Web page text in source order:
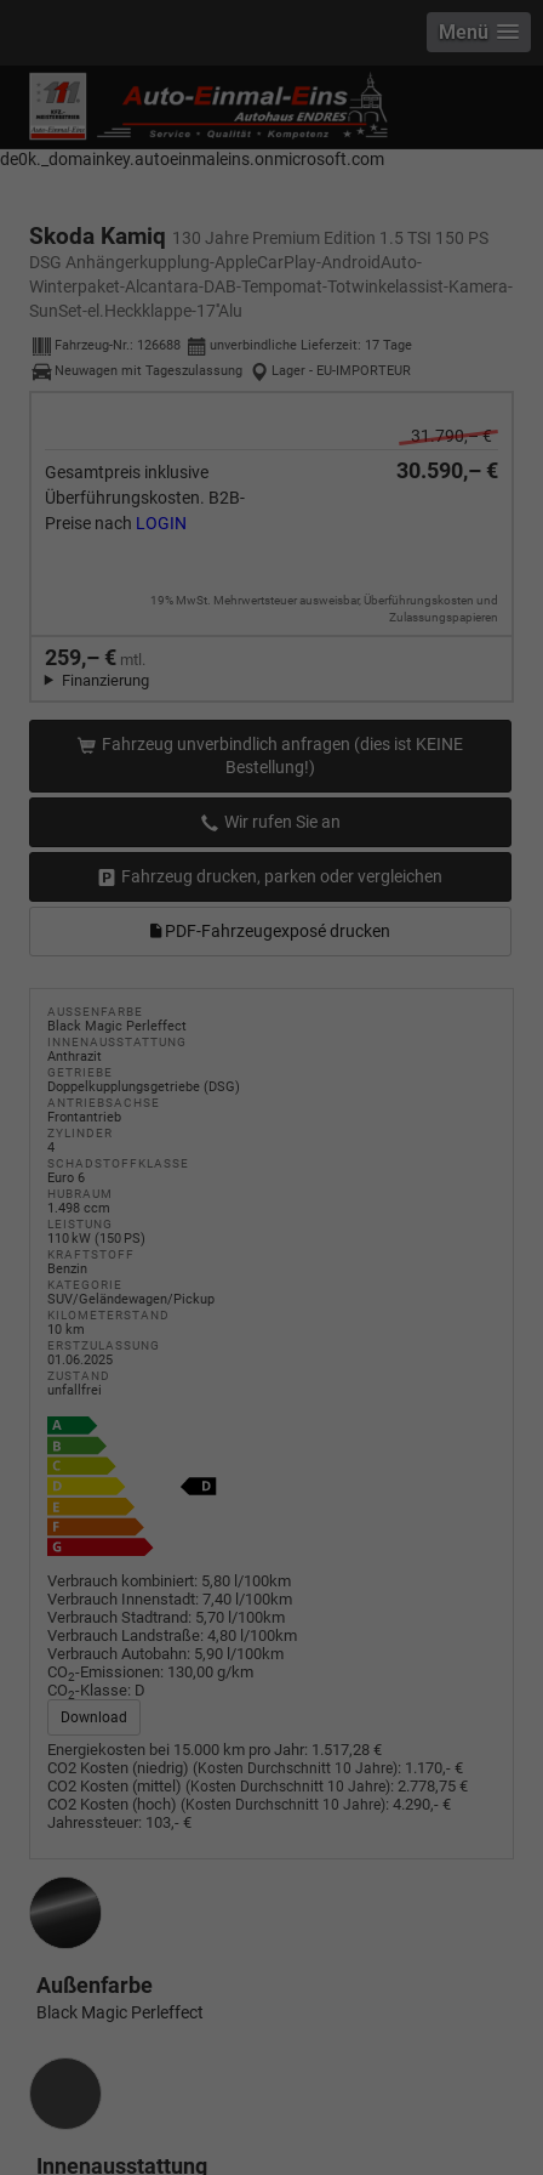
------------ Host Name : selector1._domainkey Points to address or value:
selector1-aee-de0k._domainkey.autoeinmaleins.onmicrosoft.com Host
Name : selector2._domainkey Points to address or value: selector2-aee-
de0k._domainkey.autoeinmaleins.onmicrosoft.com
Menü
Skoda Kamiq 130 Jahre Premium Edition 1.5 TSI 150 PS
DSG Anhängerkupplung-AppleCarPlay-AndroidAuto-
Winterpaket-Alcantara-DAB-Tempomat-Totwinkelassist-Kamera-
SunSet-el.Heckklappe-17''Alu
Fahrzeug-Nr.: 126688 unverbindliche Lieferzeit: 17 Tage
Neuwagen mit Tageszulassung
Lager - EU-IMPORTEUR
31.790,– €
Gesamtpreis inklusive
Überführungskosten. B2B-
Preise nach LOGIN
30.590,– €
19% MwSt. Mehrwertsteuer ausweisbar, Überführungskosten und
Zulassungspapieren
259,– € mtl.
Finanzierung
Fahrzeug unverbindlich anfragen (dies ist KEINE
Bestellung!)
Wir rufen Sie an
Fahrzeug drucken, parken oder vergleichen
PDF-Fahrzeugexposé drucken
AUSSENFARBE
Black Magic Perleffect
INNENAUSSTATTUNG
Anthrazit
GETRIEBE
Doppelkupplungsgetriebe (DSG)
ANTRIEBSACHSE
Frontantrieb
ZYLINDER
4
SCHADSTOFFKLASSE
Euro 6
HUBRAUM
1.498 ccm
LEISTUNG
110 kW (150 PS)
KRAFTSTOFF
Benzin
KATEGORIE
SUV/Geländewagen/Pickup
KILOMETERSTAND
10 km
ERSTZULASSUNG
01.06.2025
ZUSTAND
unfallfrei
Verbrauch kombiniert: 5,80 l/100km
Verbrauch Innenstadt: 7,40 l/100km
Verbrauch Stadtrand: 5,70 l/100km
Verbrauch Landstraße: 4,80 l/100km
Verbrauch Autobahn: 5,90 l/100km
CO2-Emissionen: 130,00 g/km
CO2-Klasse: D
Download
Energiekosten bei 15.000 km pro Jahr: 1.517,28 €
CO2 Kosten (niedrig) (Kosten Durchschnitt 10 Jahre): 1.170,- €
CO2 Kosten (mittel) (Kosten Durchschnitt 10 Jahre): 2.778,75 €
CO2 Kosten (hoch) (Kosten Durchschnitt 10 Jahre): 4.290,- €
Jahressteuer: 103,- €
Außenfarbe
Black Magic Perleffect
Innenausstattung
Innenausstattung